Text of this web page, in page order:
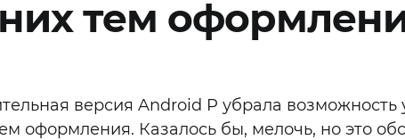
тем
версия Android P убрала возможность
оформления. Казалось бы, мелочь, но это